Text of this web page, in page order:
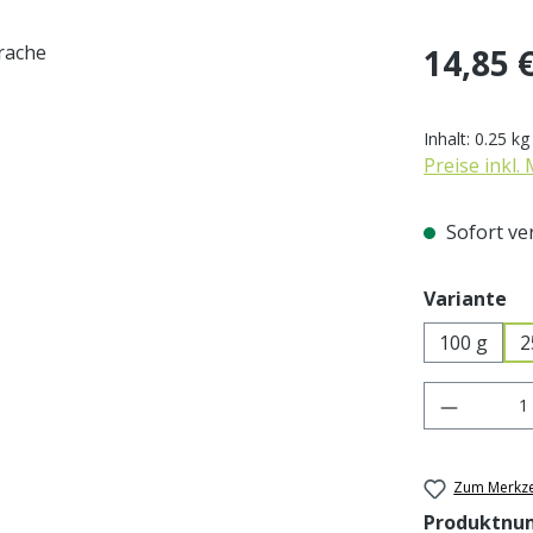
Regulärer
14,85
Inhalt: 0.25 kg
Preise inkl.
Sofort
Variante
100 g
Zum